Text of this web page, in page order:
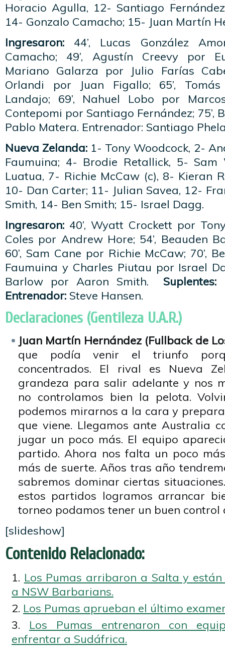
Horacio Agulla, 12- Santiago
14- Gonzalo Camacho; 15- Juan Martín
Ingresaron: 44’, Lucas González
Camacho; 49’, Agustín Creevy por
Mariano Galarza por Julio Farías
Orlandi por Juan Figallo; 65’,
Landajo; 69’, Nahuel Lobo por
Contepomi por Santiago Fernández; 75’,
Pablo Matera. Entrenador: Santiago
Nueva Zelanda: 1- Tony Woodcock, 2-
Faumuina; 4- Brodie Retallick, 5- Sam
Luatua, 7- Richie McCaw (c), 8- Kieran
10- Dan Carter; 11- Julian Savea, 12-
Smith, 14- Ben Smith; 15- Israel Dagg.
Ingresaron: 40’, Wyatt Crockett por
Coles por Andrew Hore; 54’, Beauden
60’, Sam Cane por Richie McCaw; 70’,
Faumuina y Charles Piutau por Israel
Barlow por Aaron Smith.Suplentes:
Entrenador: Steve Hansen.
Declaraciones (Gentileza U.A.R.)
Juan Martín Hernández (Fullback de
que podía venir el triunfo
concentrados. El rival es Nueva
grandeza para salir adelante y nos
no controlamos bien la pelota.
podemos mirarnos a la cara y
que viene. Llegamos ante Australia
jugar un poco más. El equipo
partido. Ahora nos falta un poco
más de suerte. Años tras año
sabremos dominar ciertas
estos partidos logramos arrancar
torneo podamos tener un buen control
[slideshow]
Contenido Relacionado:
Los Pumas arribaron a Salta y
a NSW Barbarians.
Los Pumas aprueban el último
Los Pumas entrenaron con
enfrentar a Sudáfrica.